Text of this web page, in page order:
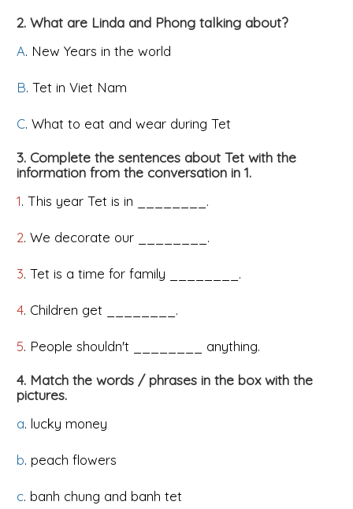
2. What are Linda and Phong talking about?
A. New Years in the world
B. Tet in Viet Nam
C. What to eat and wear during Tet
3. Complete the sentences about Tet with the
information from the conversation in 1.
1. This year Tet is in ________.
2. We decorate our ________.
3. Tet is a time for family ________.
4. Children get ________.
5. People shouldn't ________ anything.
4. Match the words / phrases in the box with the
pictures.
a. lucky money
b. peach flowers
c. banh chung and banh tet